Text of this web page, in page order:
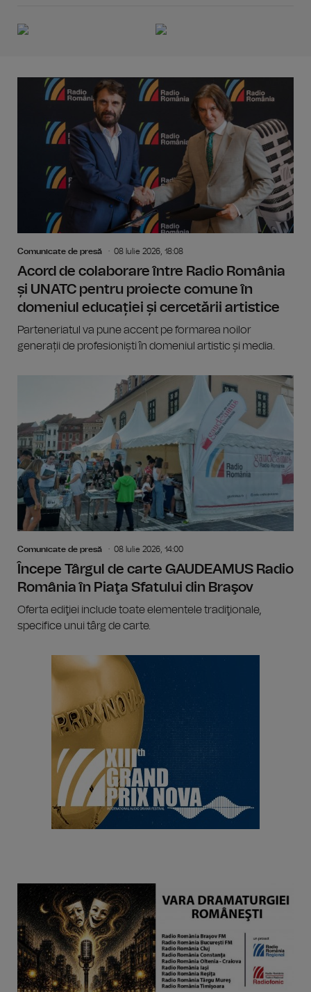
Comunicate de presă 08 Iulie 2026, 18:08
Acord de colaborare între Radio România
și UNATC pentru proiecte comune în
domeniul educației și cercetării artistice
Parteneriatul va pune accent pe formarea noilor
generații de profesioniști în domeniul artistic și media.
Comunicate de presă 08 Iulie 2026, 14:00
Începe Târgul de carte GAUDEAMUS Radio
România în Piaţa Sfatului din Braşov
Oferta ediţiei include toate elementele tradiţionale,
specifice unui târg de carte.